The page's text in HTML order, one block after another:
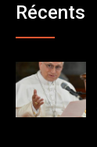
Récents